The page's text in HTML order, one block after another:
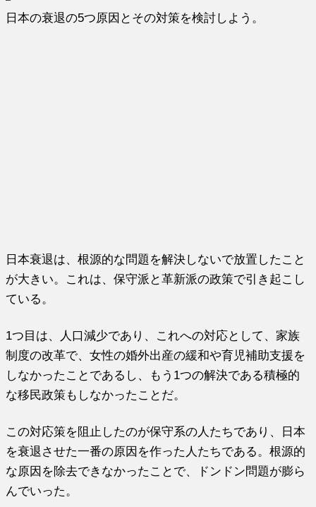
日本の衰退の5つ原因とその対策を検討しよう。
日本衰退は、根源的な問題を解決しないで放置したこと
が大きい。これは、保守派と革新派の政策で引き起こし
ている。
1つ目は、人口減少であり、これへの対応として、家族
制度の改革で、女性の婚外出産の緩和や育児補助支援を
しなかったことであるし、もう1つの解決である積極的
な移民政策もしなかったことだ。
この対応策を阻止したのが保守系の人たちであり、日本
を衰退させた一番の原因を作った人たちである。根源的
な原因を除去できなかったことで、ドンドン問題が膨ら
んでいった。